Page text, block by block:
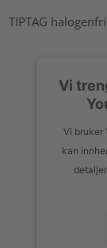
TIPTAG
Vi
Vi bruker
kan